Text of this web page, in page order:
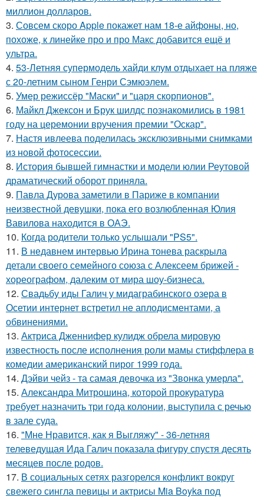
миллион долларов.
3. Совсем скоро Apple покажет нам 18-е айфоны, но,
похоже, к линейке про и про Макс добавится ещё и
ультра.
4. 53-Летняя супермодель хайди клум отдыхает на пляже
с 20-летним сыном Генри Сэмюэлем.
5. Умер режиссёр "Маски" и "царя скорпионов".
6. Майкл Джексон и Брук шилдс познакомились в 1981
году на церемонии вручения премии "Оскар".
7. Настя ивлеева поделилась эксклюзивными снимками
из новой фотосессии.
8. История бывшей гимнастки и модели юлии Реутовой
драматический оборот приняла.
9. Павла Дурова заметили в Париже в компании
неизвестной девушки, пока его возлюбленная Юлия
Вавилова находится в ОАЭ.
10. Когда родители только услышали "PS5".
11. В недавнем интервью Ирина тонева раскрыла
детали своего семейного союза с Алексеем брижей -
хореографом, далеким от мира шоу-бизнеса.
12. Свадьбу иды Галич у мидаграбинского озера в
Осетии интернет встретил не аплодисментами, а
обвинениями.
13. Актриса Дженнифер кулидж обрела мировую
известность после исполнения роли мамы стиффлера в
комедии американский пирог 1999 года.
14. Дэйви чейз - та самая девочка из "Звонка умерла".
15. Александра Митрошина, которой прокуратура
требует назначить три года колонии, выступила с речью
в зале суда.
16. "Мне Нравится, как я Выгляжу" - 36-летняя
телеведущая Ида Галич показала фигуру спустя десять
месяцев после родов.
17. В социальных сетях разгорелся конфликт вокруг
свежего сингла певицы и актрисы Mia Boyka под